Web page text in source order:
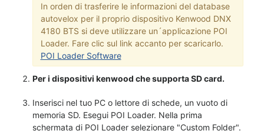
In orden di trasferire le informazioni del database
autovelox per il proprio dispositivo Kenwood DNX
4180 BTS si deve utilizzare un´applicazione POI
Loader. Fare clic sul link accanto per scaricarlo.
POI Loader Software
Per i dispositivi kenwood che supporta SD card.
Inserisci nel tuo PC o lettore di schede, un vuoto di
memoria SD. Esegui POI Loader. Nella prima
schermata di POI Loader selezionare "Custom Folder".